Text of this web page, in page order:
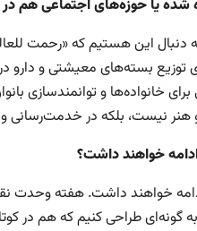
شده یا حوزه‌های اجتماعی هم
دنبال این هستیم که «رحمت
توزیع بسته‌های معیشتی و دارو
خانواده‌ها و توانمندسازی
نیست، بلکه در
خواهند داشت؟
خواهند داشت. هفته وحدت
گونه‌ای طراحی کنیم که هم در